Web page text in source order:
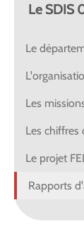
Le SDIS
Le
Les
Les chiffres
Le projet
Rapports